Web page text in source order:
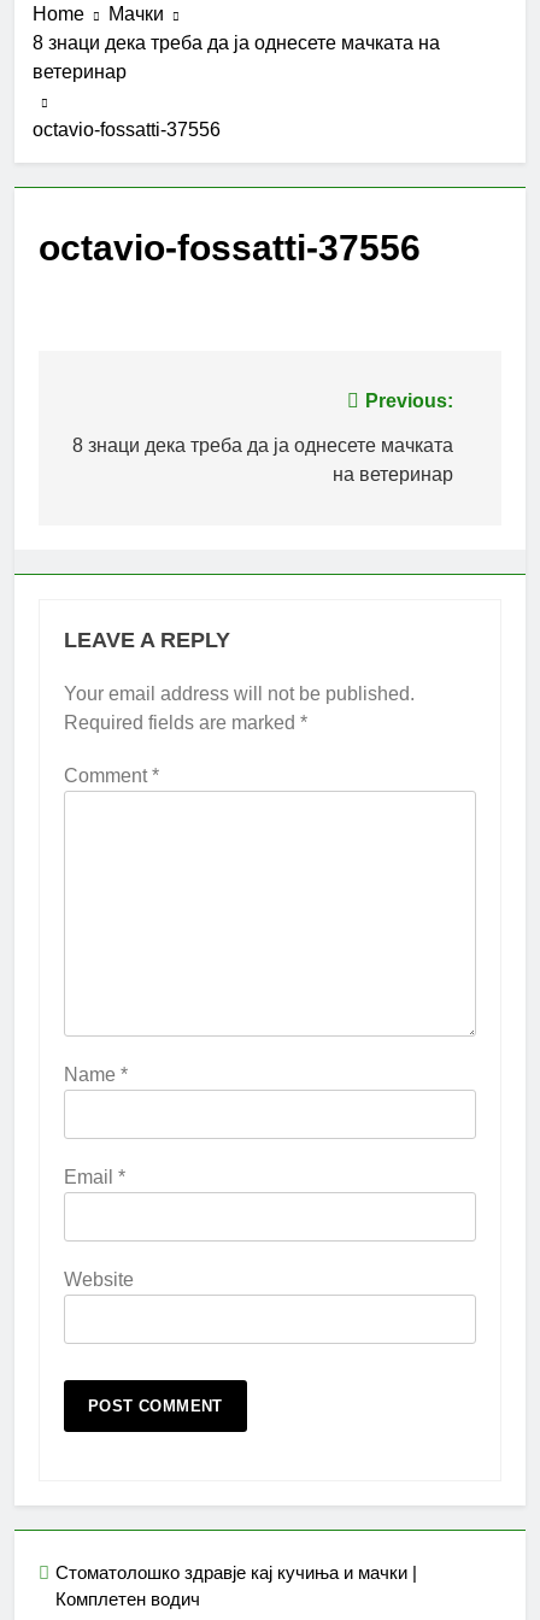
Home
Мачки
8 знаци дека треба да ја однесете мачката на
ветеринар
octavio-fossatti-37556
octavio-fossatti-37556
navigation
Previous:
8 знаци дека треба да ја однесете мачката
на ветеринар
LEAVE A REPLY
Your email address will not be published.
Required fields are marked *
Comment*
Name *
Email *
Website
Стоматолошко здравје кај кучиња и мачки |
Комплетен водич